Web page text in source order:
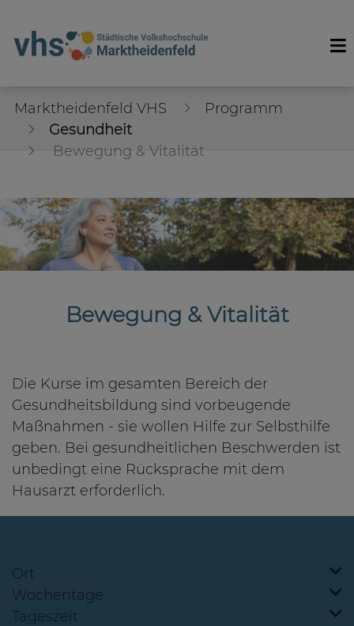
Marktheidenfeld VHS
Programm
Gesundheit
Bewegung & Vitalität
Bewegung & Vitalität
Die Kurse im gesamten Bereich der
Gesundheitsbildung sind vorbeugende
Maßnahmen - sie wollen Hilfe zur Selbsthilfe
geben. Bei gesundheitlichen Beschwerden ist
unbedingt eine Rücksprache mit dem
Hausarzt erforderlich.
Ort
Wochentage
Tageszeit